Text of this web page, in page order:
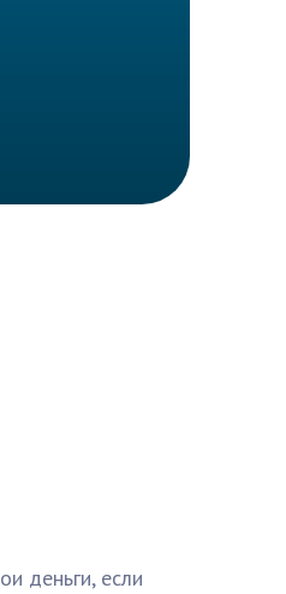
деньги, если